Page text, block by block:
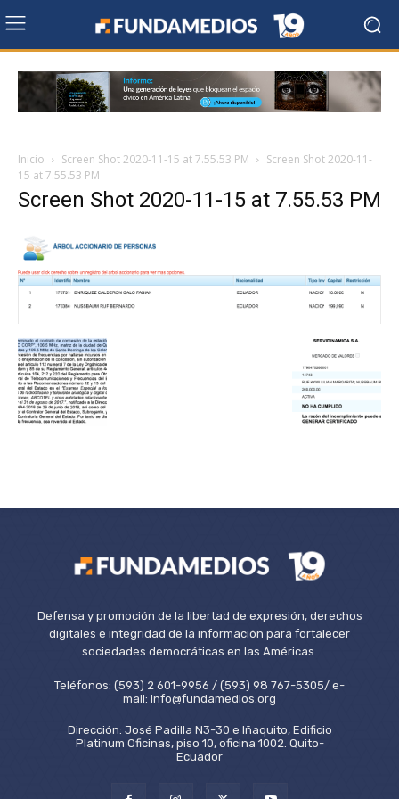
Inicio Screen Shot 2020-11-15 at 7.55.53 PM
Screen Shot 2020-11-
15 at 7.55.53 PM
Screen Shot 2020-11-15 at 7.55.53 PM
Defensa y promoción de la libertad de expresión, derechos
digitales e integridad de la información para fortalecer
sociedades democráticas en las Américas.
Teléfonos: (593) 2 601-9956 / (593) 98 767-5305/ e-
mail: info@fundamedios.org
Dirección: José Padilla N3-30 e Iñaquito, Edificio
Platinum Oficinas, piso 10, oficina 1002. Quito-
Ecuador